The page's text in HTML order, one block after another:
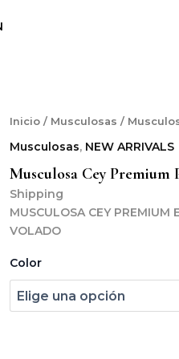
Inicio / Musculosas /
Musculosas, NEW ARRIVALS
Musculosa Cey
Shipping
MUSCULOSA CEY PREMIUM
VOLADO
Color
Musculosa
Premium
Para
Atar
Atras
ADDY
cantidad